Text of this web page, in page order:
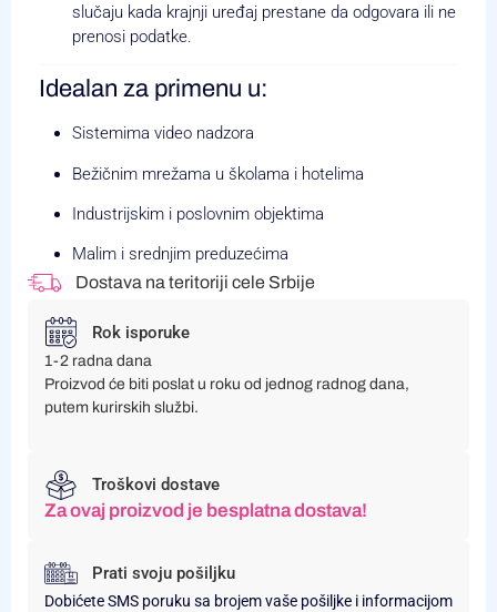
slučaju kada krajnji uređaj prestane da odgovara ili ne
prenosi podatke.
Idealan za primenu u:
Sistemima video nadzora
Bežičnim mrežama u školama i hotelima
Industrijskim i poslovnim objektima
Malim i srednjim preduzećima
Dostava na teritoriji cele Srbije
Rok isporuke
1-2 radna dana
Proizvod će biti poslat u roku od jednog radnog dana,
putem kurirskih službi.
Troškovi dostave
Za ovaj proizvod je besplatna dostava!
Prati svoju pošiljku
Dobićete SMS poruku sa brojem vaše pošiljke i informacijom